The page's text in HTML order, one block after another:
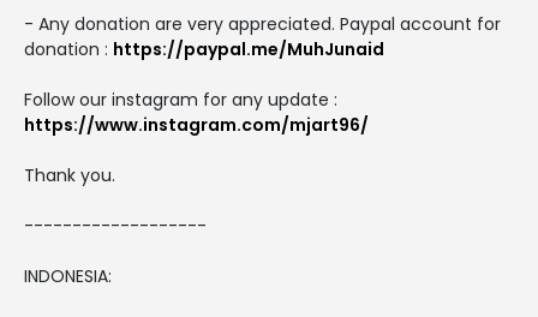
- Any donation are very appreciated. Paypal account for
donation : https://paypal.me/MuhJunaid
Follow our instagram for any update :
https://www.instagram.com/mjart96/
Thank you.
-------------------
INDONESIA: